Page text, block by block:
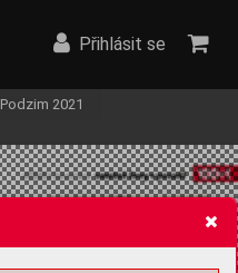
Přihlásit se
Podzim 2021